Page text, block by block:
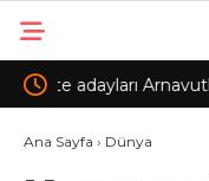
Parkta tilki,
kamerada
Ana Sayfa › Dünya